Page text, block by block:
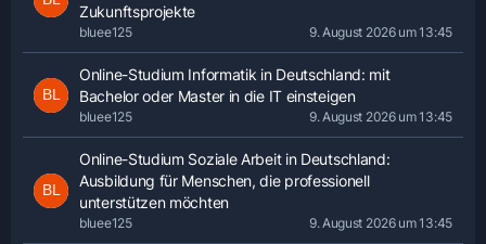
Zukunftsprojekte
bluee125 9. August 2026 um 13:45
Online-Studium Informatik in Deutschland: mit
Bachelor oder Master in die IT einsteigen
bluee125 9. August 2026 um 13:45
Online-Studium Soziale Arbeit in Deutschland:
Ausbildung für Menschen, die professionell
unterstützen möchten
bluee125 9. August 2026 um 13:45